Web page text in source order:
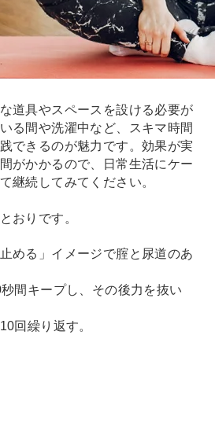
道具やスペースを設ける必要が
る間や洗濯中など、スキマ時間
できるのが魅力です。効果が実
がかかるので、日常生活にケー
継続してみてください。
おりです。
める」イメージで腟と尿道のあ
間キープし、その後力を抜い
繰り返す。